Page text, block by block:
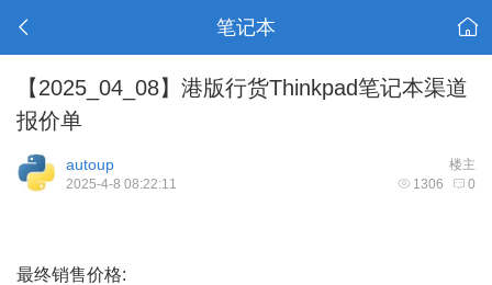
笔记本
【2025_04_08】港版行货Thinkpad笔记本渠道
报价单
楼主
autoup
1306 0
2025-4-8 08:22:11
最终销售价格: